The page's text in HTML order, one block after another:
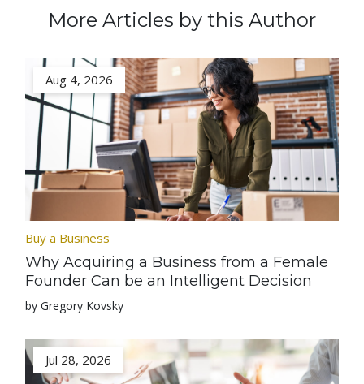
More Articles by this Author
Aug 4, 2026
Buy a Business
Why Acquiring a Business from a Female
Founder Can be an Intelligent Decision
by Gregory Kovsky
Jul 28, 2026